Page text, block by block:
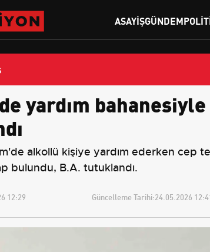
ASAYIŞGÜNDEM
yardım
alkollü kişiye yardım ederken cep
bulundu, B.A. tutuklandı.
12:29 Güncelleme Tarihi:24.05.2026